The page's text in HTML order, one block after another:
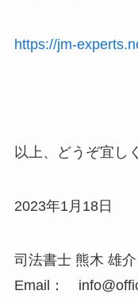
https://jm-
以上、どうぞ宜し
2023年1月18日
司法書士 熊木 雄介
Email：